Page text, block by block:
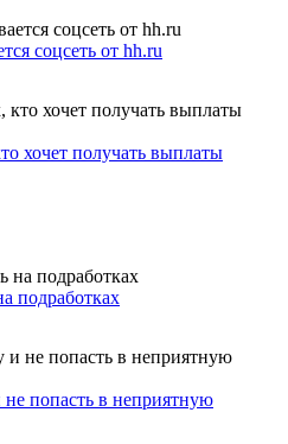
соцсеть от hh.ru
хочет получать выплаты
подработках
попасть в неприятную